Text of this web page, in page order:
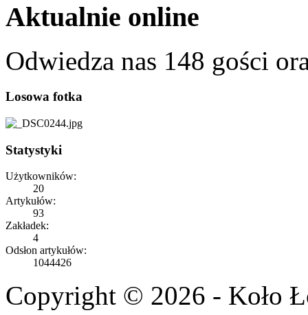
Aktualnie online
Odwiedza nas 148 gości
Losowa fotka
Statystyki
Użytkowników:
20
Artykułów:
93
Zakładek:
4
Odsłon artykułów:
1044426
Copyright © 2026 - Koło